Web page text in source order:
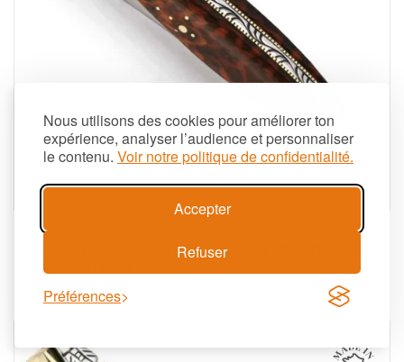
Nous utilisons des cookies pour améliorer ton
expérience, analyser l’audience et personnaliser
le contenu. Voir notre politique de confidentialité.
Accepter
Refuser
Préférences
Couteau laguiole manche en bois d'amourette et
123,00 €